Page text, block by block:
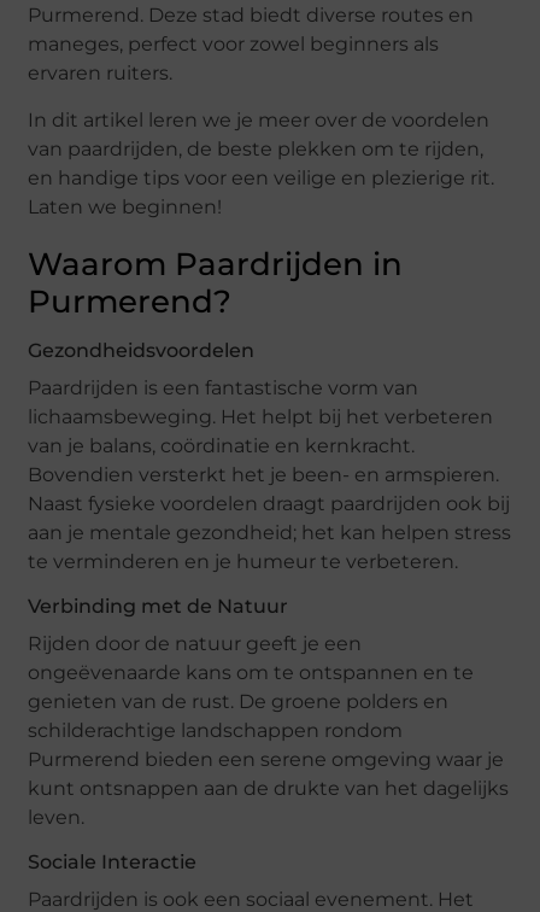
Purmerend. Deze stad biedt diverse routes en
maneges, perfect voor zowel beginners als
ervaren ruiters.
In dit artikel leren we je meer over de voordelen
van paardrijden, de beste plekken om te rijden,
en handige tips voor een veilige en plezierige rit.
Laten we beginnen!
Waarom Paardrijden in
Purmerend?
Gezondheidsvoordelen
Paardrijden is een fantastische vorm van
lichaamsbeweging. Het helpt bij het verbeteren
van je balans, coördinatie en kernkracht.
Bovendien versterkt het je been- en armspieren.
Naast fysieke voordelen draagt paardrijden ook bij
aan je mentale gezondheid; het kan helpen stress
te verminderen en je humeur te verbeteren.
Verbinding met de Natuur
Rijden door de natuur geeft je een
ongeëvenaarde kans om te ontspannen en te
genieten van de rust. De groene polders en
schilderachtige landschappen rondom
Purmerend bieden een serene omgeving waar je
kunt ontsnappen aan de drukte van het dagelijks
leven.
Sociale Interactie
Paardrijden is ook een sociaal evenement. Het